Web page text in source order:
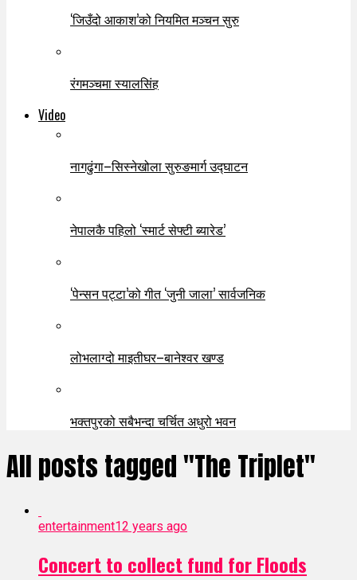
‘जिउँदो आकाश’को नियमित मञ्चन सुरु
रंगमञ्चमा स्यालसिंह
Video
नागढुंगा–सिस्नेखोला सुरुङमार्ग उद्घाटन
नेपालकै पहिलो ‘स्मार्ट सेफ्टी ब्यारेड’
‘पेन्सन पट्टा’को गीत ‘जुनी जाला’ सार्वजनिक
लोभलाग्दो माइतीघर–बानेश्वर खण्ड
भक्तपुरको सबैभन्दा चर्चित अधुरो भवन
All posts tagged "The Triplet"
entertainment12 years ago
Concert to collect fund for Floods